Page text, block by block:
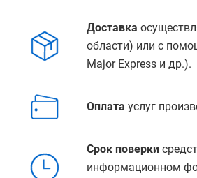
Доставка
области) или с
Major Express и др.).
Оплата услуг
Срок поверки
информационном